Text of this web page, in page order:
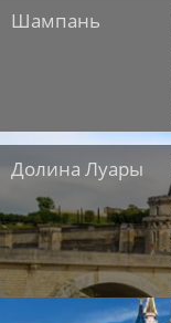
Шампань
Долина Луары